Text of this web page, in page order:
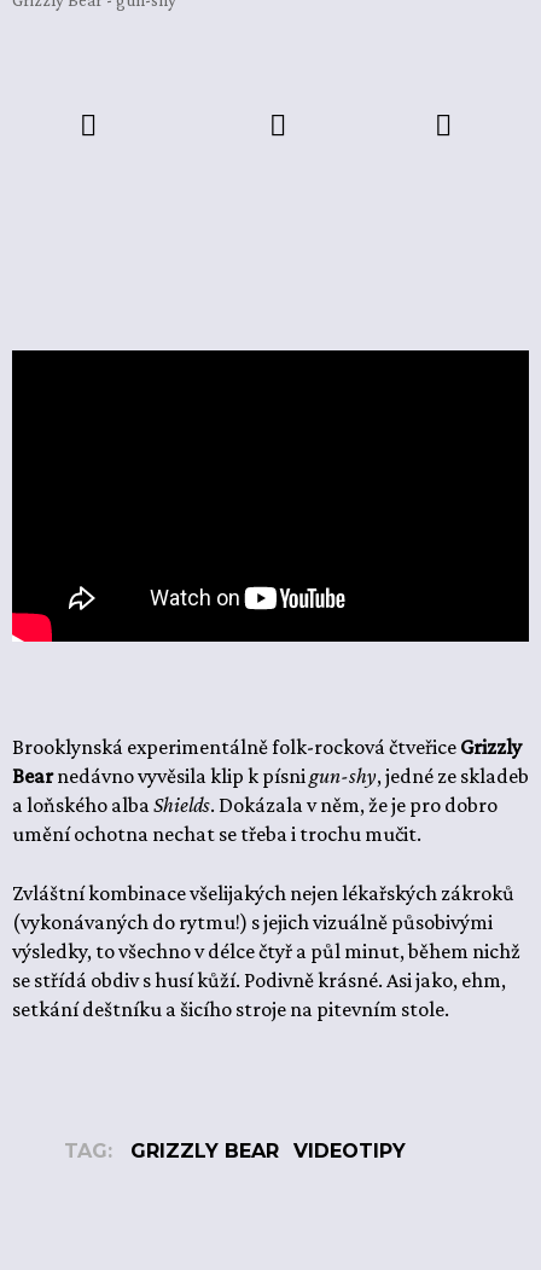
Brooklynská experimentálně folk-rocková čtveřice Grizzly
Bearnedávno vyvěsila klip k písni gun-shy, jedné ze skladeb
a loňského alba Shields. Dokázala v něm, že je pro dobro
umění ochotna nechat se třeba i trochu mučit.
Zvláštní kombinace všelijakých nejen lékařských zákroků
(vykonávaných do rytmu!) s jejich vizuálně působivými
výsledky, to všechno v délce čtyř a půl minut, během nichž
se střídá obdiv s husí kůží. Podivně krásné. Asi jako, ehm,
setkání deštníku a šicího stroje na pitevním stole.
TAG: GRIZZLY BEAR VIDEOTIPY